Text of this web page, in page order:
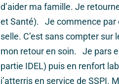
d’aider ma famille. Je
et Santé). Je commence par
selle. C’est sans compter sur
mon retour en soin. Je pars
partie IDEL) puis en renfort
j’atterris en service de SSPI.